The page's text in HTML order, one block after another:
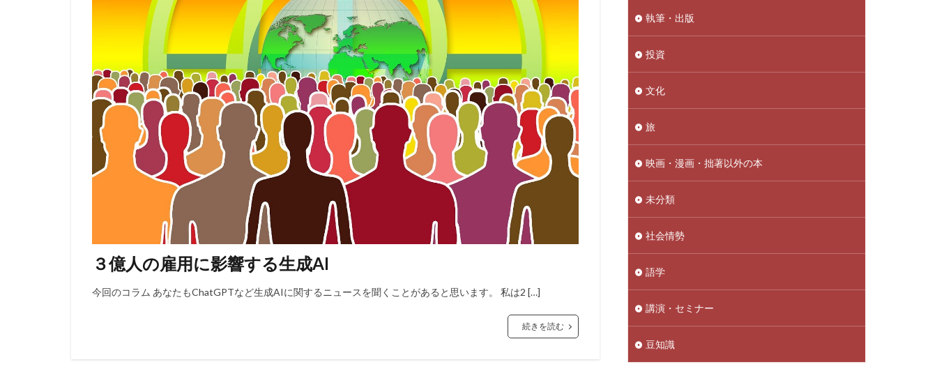
３億人の雇用に影響する生成AI
今回のコラム あなたもChatGPTなど生成AIに関するニュースを聞くことがあると思います。 私は2 […]
続きを読む
執筆・出版
投資
文化
旅
映画・漫画・拙著以外の本
未分類
社会情勢
語学
講演・セミナー
豆知識